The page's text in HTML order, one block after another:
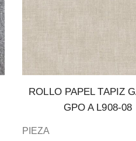
ROLLO PAPEL TAPIZ
GPO A L908-08
PIEZA